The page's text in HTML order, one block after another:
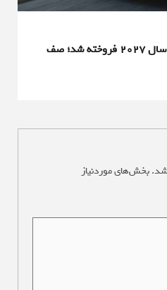
تمامی محصولات فراری تا پایان سال ۲۰۲۷ فروخته شد؛ صف
شد.بخش‌های موردنیاز